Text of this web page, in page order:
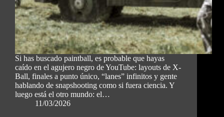
Si has buscado paintball, es probable que hayas
caído en el agujero negro de YouTube: layouts de X-
Ball, finales a punto único, “lanes” infinitos y gente
hablando de snapshooting como si fuera ciencia. Y
luego está el otro mundo: el…
11/03/2026